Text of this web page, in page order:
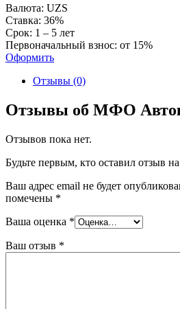
Валюта: UZS
Ставка: 36%
Срок: 1 – 5 лет
Первоначальный взнос: от 15%
Оформить
Отзывы (0)
Отзывы об МФО
Отзывов пока нет.
Будьте первым, кто оставил отзыв
Ваш адрес email не будет
помечены *
Ваша оценка *
Ваш отзыв *